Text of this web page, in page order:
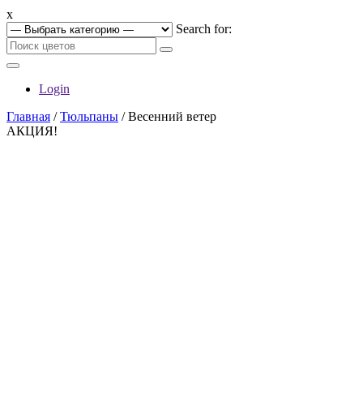
x
Search for:
Login
Главная /Тюльпаны / Весенний ветер
АКЦИЯ!